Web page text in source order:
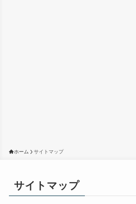
ホーム サイトマップ
サイトマップ